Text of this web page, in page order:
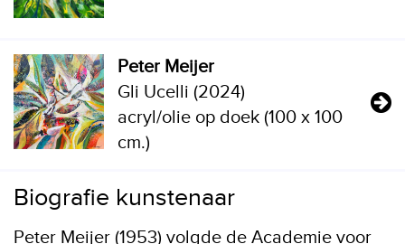
Peter Meijer
Gli Ucelli (2024)
acryl/olie op doek (100 x 100
cm.)
Biografie kunstenaar
Peter Meijer (1953) volgde de Academie voor